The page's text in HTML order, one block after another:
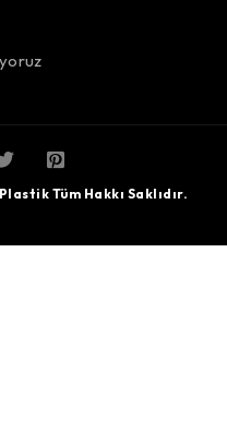
Tüm Hakkı Saklıdır.